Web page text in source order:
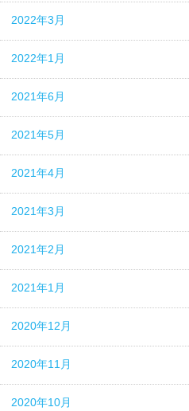
2022年3月
2022年1月
2021年6月
2021年5月
2021年4月
2021年3月
2021年2月
2021年1月
2020年12月
2020年11月
2020年10月